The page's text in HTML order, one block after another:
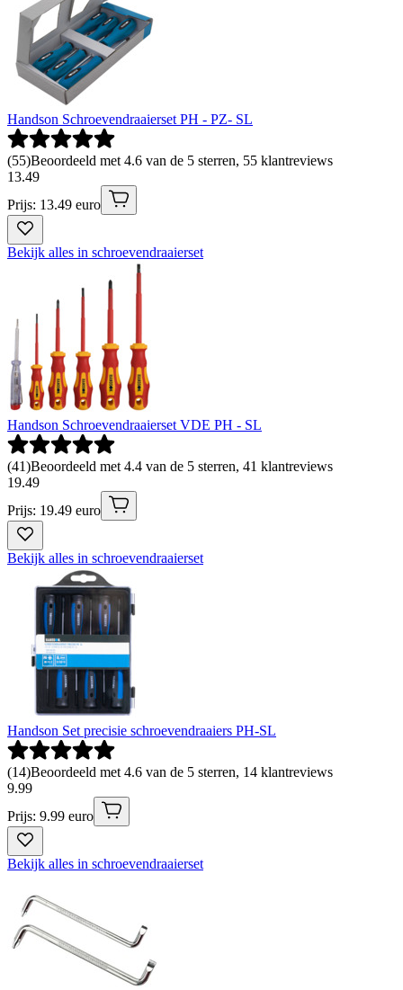
Handson Schroevendraaierset PH - PZ- SL
(55)Beoordeeld met 4.6 van de 5 sterren, 55 klantreviews
13.49
Prijs: 13.49 euro
Bekijk alles in schroevendraaierset
Handson Schroevendraaierset VDE PH - SL
(41)Beoordeeld met 4.4 van de 5 sterren, 41 klantreviews
19.49
Prijs: 19.49 euro
Bekijk alles in schroevendraaierset
Handson Set precisie schroevendraaiers PH-SL
(14)Beoordeeld met 4.6 van de 5 sterren, 14 klantreviews
9.99
Prijs: 9.99 euro
Bekijk alles in schroevendraaierset